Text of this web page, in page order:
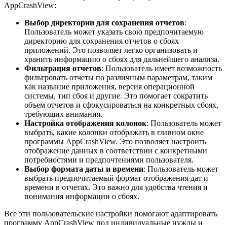
AppCrashView:
Выбор директории для сохранения отчетов:
Пользователь может указать свою предпочитаемую
директорию для сохранения отчетов о сбоях
приложений. Это позволяет легко организовать и
хранить информацию о сбоях для дальнейшего анализа.
Фильтрация отчетов: Пользователь имеет возможность
фильтровать отчеты по различным параметрам, таким
как название приложения, версия операционной
системы, тип сбоя и другие. Это помогает сократить
объем отчетов и сфокусироваться на конкретных сбоях,
требующих внимания.
Настройка отображения колонок: Пользователь может
выбрать, какие колонки отображать в главном окне
программы AppCrashView. Это позволяет настроить
отображение данных в соответствии с конкретными
потребностями и предпочтениями пользователя.
Выбор формата даты и времени: Пользователь может
выбрать предпочитаемый формат отображения дат и
времени в отчетах. Это важно для удобства чтения и
понимания информации о сбоях.
Все эти пользовательские настройки помогают адаптировать
программу AppCrashView под индивидуальные нужды и